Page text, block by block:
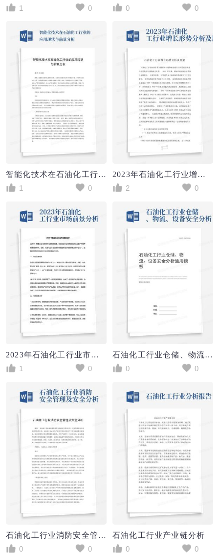
1
0
0
0
智能化技术在石油化工行业的应用现状与前景分析
1
0
2023年石油化工行业增长形势分析及展望
2
0
2023年石油化工行业市场前景分析
1
0
石油化工行业仓储、物流、设备安全分析
0
0
石油化工行业消防安全管理及安全分析
0
0
石油化工行业产业链分析
0
0